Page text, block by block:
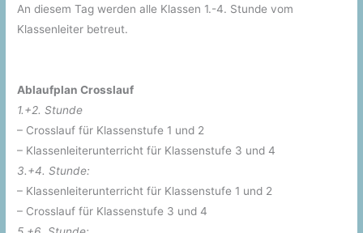
An diesem Tag werden alle Klassen 1.-4. Stunde vom
Klassenleiter betreut.
Ablaufplan Crosslauf
1.+2. Stunde
– Crosslauf für Klassenstufe 1 und 2
– Klassenleiterunterricht für Klassenstufe 3 und 4
3.+4. Stunde:
– Klassenleiterunterricht für Klassenstufe 1 und 2
– Crosslauf für Klassenstufe 3 und 4